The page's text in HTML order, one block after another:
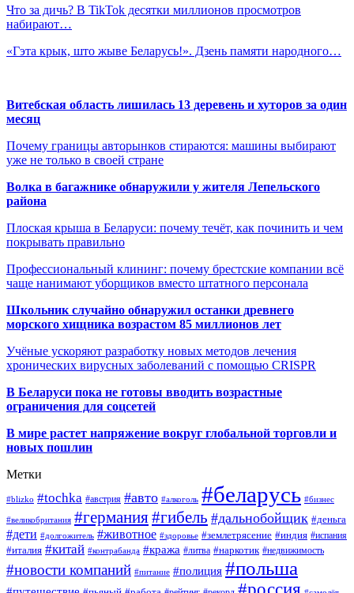
Что за дичь? В TikTok десятки миллионов просмотров
набирают…
«Гэта крык, што жыве Беларусь!». Дзень памяти народного…
Витебская область лишилась 13 деревень и хуторов за один
месяц
Почему границы авторынков стираются: машины выбирают
уже не только в своей стране
Волка в багажнике обнаружили у жителя Лепельского
района
Плоская крыша в Беларуси: почему течёт, как починить и чем
покрывать правильно
Профессиональный клининг: почему брестские компании всё
чаще нанимают уборщиков вместо штатного персонала
Школьник случайно обнаружил останки древнего
морского хищника возрастом 85 миллионов лет
Учёные ускоряют разработку новых методов лечения
хронических вирусных заболеваний с помощью CRISPR
В Беларуси пока не готовы вводить возрастные
ограничения для соцсетей
В мире растет напряжение вокруг глобальной торговли и
новых пошлин
Метки
#blizko #tochka #австрия #авто #алкоголь #беларусь #бизнес
#великобритания #германия#гибель #дальнобойщик #деньга
#дети #долгожитель #животное #здоровье #землетрясение #индия #испания
#италия #китай #контрабанда #кража #литва #наркотик #недвижимость
#новости компаний #питание #полиция #польша